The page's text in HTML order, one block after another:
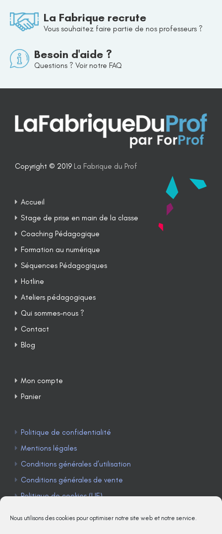
Nous utilisons des cookies pour optimiser notre site web et notre service.
La Fabrique recrute
Vous souhaitez faire partie de nos professeurs ?
Besoin d'aide ?
Questions ? Voir notre FAQ
Copyright © 2019 La Fabrique du Prof
Accueil
Stage de prise en main de la classe
Coaching Pédagogique
Formation au numérique
Séquences Pédagogiques
Hotline
Ateliers pédagogiques
Qui sommes-nous ?
Contact
Blog
Mon compte
Panier
Politique de confidentialité
Mentions légales
Conditions générales d’utilisation
Conditions générales de vente
Politique de cookies (UE)